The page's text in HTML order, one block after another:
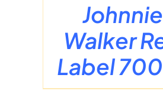
Johnnie
Walker
Label